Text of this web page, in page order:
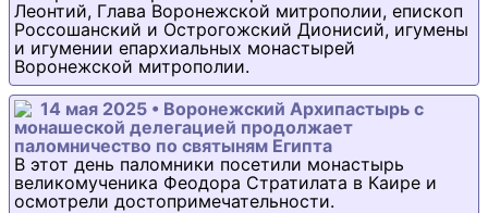
Леонтий, Глава Воронежской митрополии, епископ
Россошанский и Острогожский Дионисий, игумены
и игумении епархиальных монастырей
Воронежской митрополии.
14 мая 2025 • Воронежский Архипастырь с
монашеской делегацией продолжает
паломничество по святыням Египта
В этот день паломники посетили монастырь
великомученика Феодора Стратилата в Каире и
осмотрели достопримечательности.